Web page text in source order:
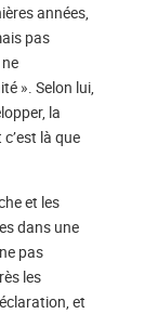
années,
pas
». Selon lui,
la
là que
et les
dans une
pas
les
et